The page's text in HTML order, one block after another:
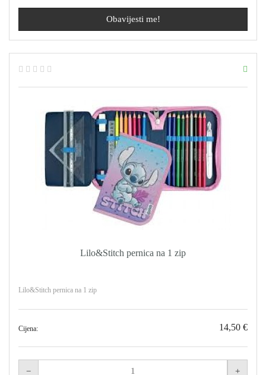
Obavijesti me!
Lilo&Stitch pernica na 1 zip
Lilo&Stitch pernica na 1 zip
Cijena: 14,50 €